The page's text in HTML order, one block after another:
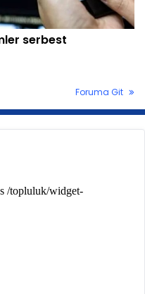
serbest
Foruma Git